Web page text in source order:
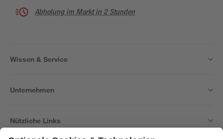
Abholung im Markt in 2 Stunden
Wissen & Service
Unternehmen
Nützliche Links